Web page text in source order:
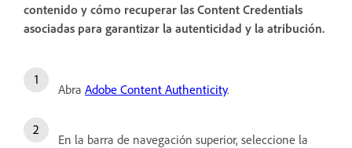
contenido y cómo recuperar las Content Credentials
asociadas para garantizar la autenticidad y la atribución.
Abra Adobe Content Authenticity.
En la barra de navegación superior, seleccione la